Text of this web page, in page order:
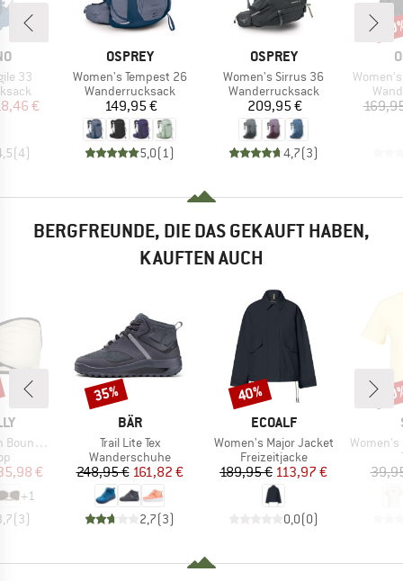
33
Preis
€
(4)
MARKE
OSPREY
Artikel
Women's Tempest 26
Produktgruppe
Wanderrucksack
Preis
149,95 €
5,0(1 )
MARKE
OSPREY
Artikel
Women's Sirrus 36
Produktgruppe
Wanderrucksack
Preis
209,95 €
4,7(3)
Artikel
BERGFREUNDE, DIE DAS GEKAUFT HABEN,
KAUFTEN AUCH
Bandeau
Preis
€
+1
(3)
MARKE
BÄR
Artikel
Trail Lite Tex
Produktgruppe
Wanderschuhe
Preis
248,95 €reduzierter Preis
161,82 €
2,7(3)
Rabatt
35%
MARKE
ECOALF
Artikel
Women's Major Jacket
Produktgruppe
Freizeitjacke
Preis
189,95 €reduzierter Preis
113,97 €
0,0(0)
Rabatt
40%
Artikel
Women's